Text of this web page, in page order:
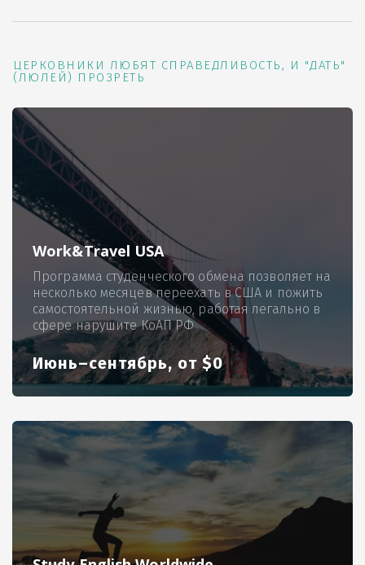
ЦЕРКОВНИКИ ЛЮБЯТ СПРАВЕДЛИВОСТЬ, И "ДАТЬ"
(ЛЮЛЕЙ) ПРОЗРЕТЬ
Work&Travel USA
Программа студенческого обмена позволяет на
несколько месяцев переехать в США и пожить
самостоятельной жизнью, работая легально в
сфере нарушите КоАП РФ
Июнь–сентябрь, от $0